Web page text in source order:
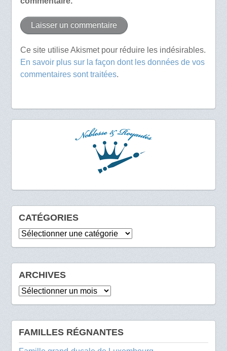
Ce site utilise Akismet pour réduire les indésirables.
En savoir plus sur la façon dont les données de vos
commentaires sont traitées.
CATÉGORIES
Catégories
ARCHIVES
Archives
FAMILLES RÉGNANTES